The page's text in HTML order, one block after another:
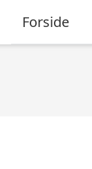
Forside